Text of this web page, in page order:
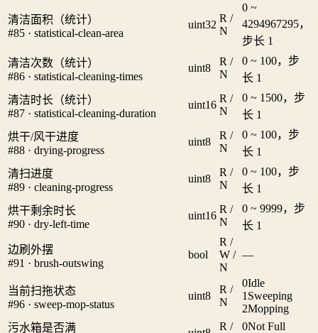
清洁面积（统计）
#85 · statistical-clean-area
uint32
R /
N
0 ~
4294967295，
步长 1
清洁次数（统计）
#86 · statistical-cleaning-times
uint8
R /
N
0 ~ 100，步
长 1
清洁时长（统计）
#87 · statistical-cleaning-duration
uint16
R /
N
0 ~ 1500，步
长 1
烘干/风干进度
#88 · drying-progress
uint8
R /
N
0 ~ 100，步
长 1
清扫进度
#89 · cleaning-progress
uint8
R /
N
0 ~ 100，步
长 1
烘干剩余时长
#90 · dry-left-time
uint16
R /
N
0 ~ 9999，步
长 1
边刷外摆
#91 · brush-outswing
bool
R /
W /
N
—
当前扫拖状态
#96 · sweep-mop-status
uint8
R /
N
0Idle
1 Sweeping
2Mopping
污水箱是否满
R /
0Not Full